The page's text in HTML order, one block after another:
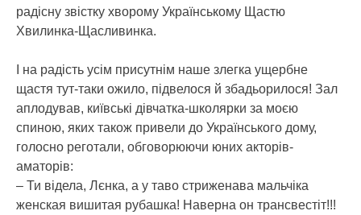
радісну звістку хворому Українському Щастю
Хвилинка-Щасливинка.
І на радість усім присутнім наше злегка ущербне
щастя тут-таки ожило, підвелося й збадьорилося! Зал
аплодував, київські дівчатка-школярки за моєю
спиною, яких також привели до Українського дому,
голосно реготали, обговорюючи юних акторів-
аматорів:
– Ти відела, Лєнка, а у таво стриженава мальчіка
женская вишитая рубашка! Наверна он трансвестіт!!!